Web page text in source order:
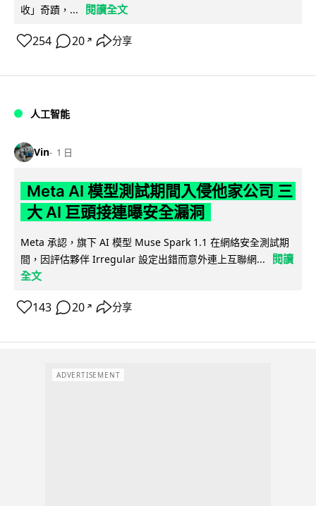
收」奇蹟，...
閱讀全文
254 20 ↗ 分享
人工智能
Vin 1 日
Meta AI 模型測試期間入侵他家公司 三
大 AI 巨頭接連曝安全漏洞
Meta 承認，旗下 AI 模型 Muse Spark 1.1 在網絡安全測試期
間，因評估夥伴 Irregular 設定出錯而意外連上互聯網...
閱讀
全文
143 20 ↗ 分享
ADVERTISEMENT